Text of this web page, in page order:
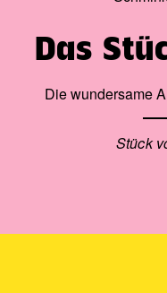
Das
Die wundersame
Stück